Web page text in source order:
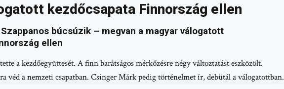
kezdőcsapata Finnország ellen
búcsúzik – megvan a magyar válogatott
ellen
a kezdőegyüttesét. A finn barátságos mérkőzésre négy változtatást eszközölt.
véd a nemzeti csapatban. Csinger Márk pedig történelmet ír, debütál a válogatottban.